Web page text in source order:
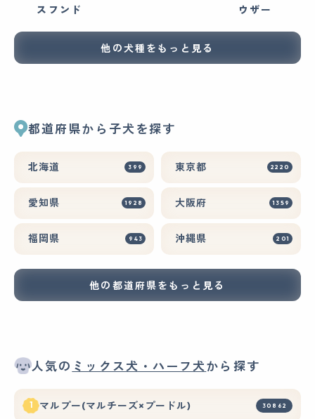
スフンド
ウザー
他の犬種をもっと見る
都道府県から子犬を探す
北海道 399 東京都 2220
愛知県 1928 大阪府 1359
福岡県 943 沖縄県 201
他の都道府県をもっと見る
人気の ミックス犬・ハーフ犬から探す
マルプー(マルチーズ×プードル) 30862